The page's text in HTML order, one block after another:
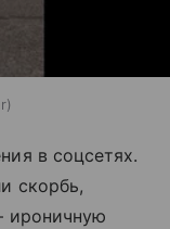
в соцсетях.
скорбь,
ироничную